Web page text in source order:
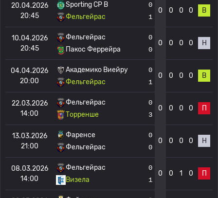
20.04.2026
20:45
Sporting CP B
Фельгейрас
0
1
0 0 0 0 В
10.04.2026
20:45
Фельгейрас
Пакос Феррейра
0
0
0 0 0 0 Н
04.04.2026
20:00
Академико Виейру
Фельгейрас
0
1
0 0 0 0 В
22.03.2026
14:00
Фельгейрас
Торренше
0
3
0 0 0 0 П
13.03.2026
21:00
Фаренсе
Фельгейрас
0
0
0 0 0 0 Н
08.03.2026
14:00
Фельгейрас
Визела
0
1
0 0 1 0 П